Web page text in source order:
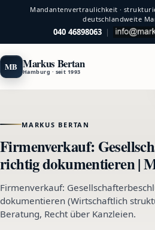
Mandantenvertraulichkeit ·
deutschlandweite
040 46898063 |
MB Markus Bertan
Hamburg · seit 1993
MARKUS BERTAN
Firmenverkauf:
richtig dokumentieren |
Firmenverkauf:
dokumentieren (Wirtschaftlich
Beratung, Recht über Kanzleien.